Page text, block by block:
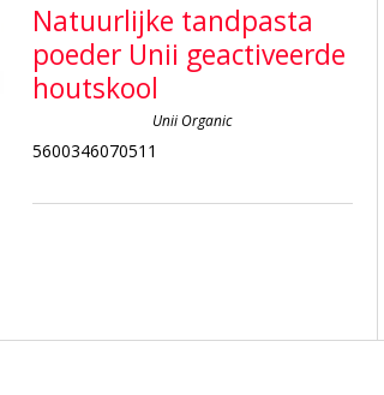
Natuurlijke tandpasta
poeder Unii geactiveerde
houtskool
Unii Organic
5600346070511